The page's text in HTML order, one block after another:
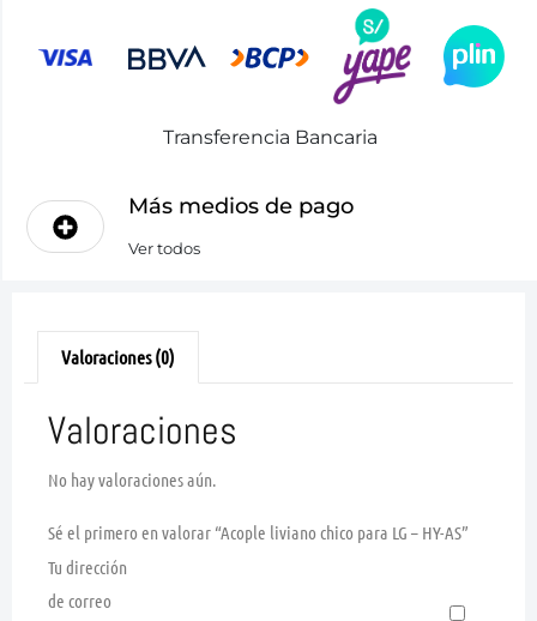
Transferencia Bancaria
Más medios de pago
Ver todos
Valoraciones (0)
Valoraciones
No hay valoraciones aún.
Sé el primero en valorar “Acople liviano chico para LG – HY-AS”
Tu dirección
de correo